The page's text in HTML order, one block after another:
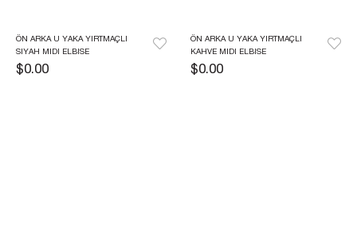
ÖN ARKA U YAKA YIRTMAÇLI
SIYAH MIDI ELBISE
$0.00
ÖN ARKA U YAKA YIRTMAÇLI
KAHVE MIDI ELBISE
$0.00